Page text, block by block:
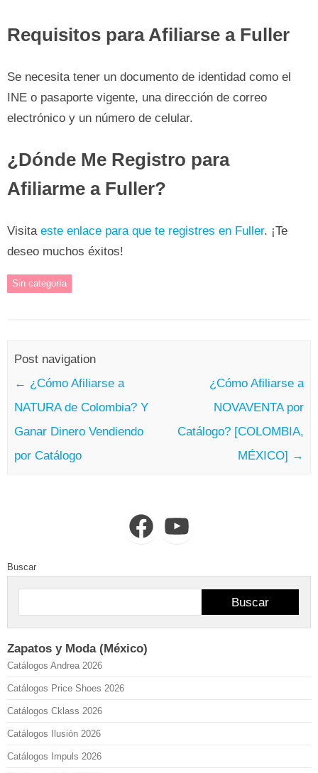
Requisitos para Afiliarse a Fuller
Se necesita tener un documento de identidad como el
INE o pasaporte vigente, una dirección de correo
electrónico y un número de celular.
¿Dónde Me Registro para
Afiliarme a Fuller?
Visita este enlace para que te registres en Fuller. ¡Te
deseo muchos éxitos!
Sin categoría
Post navigation
← ¿Cómo Afiliarse a
NATURA de Colombia? Y
Ganar Dinero Vendiendo
por Catálogo
¿Cómo Afiliarse a
NOVAVENTA por
Catálogo? [COLOMBIA,
MÉXICO] →
FacebookYouTube
Buscar
Buscar
Zapatos y Moda (México)
Catálogos Andrea 2026
Catálogos Price Shoes 2026
Catálogos Cklass 2026
Catálogos Ilusión 2026
Catálogos Impuls 2026